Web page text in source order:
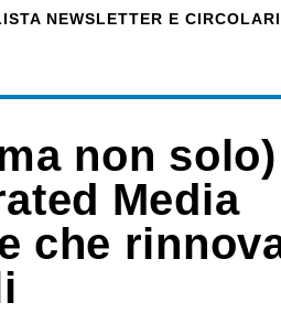
NEWSLETTER E
non
Media
che